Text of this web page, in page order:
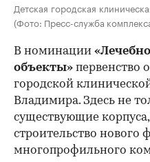
Детская городская
(Фото: Пресс-служба
В номинации
объекты» первенство
городской
Владимира. Здесь не
существующие
строительство нового
многопрофильного